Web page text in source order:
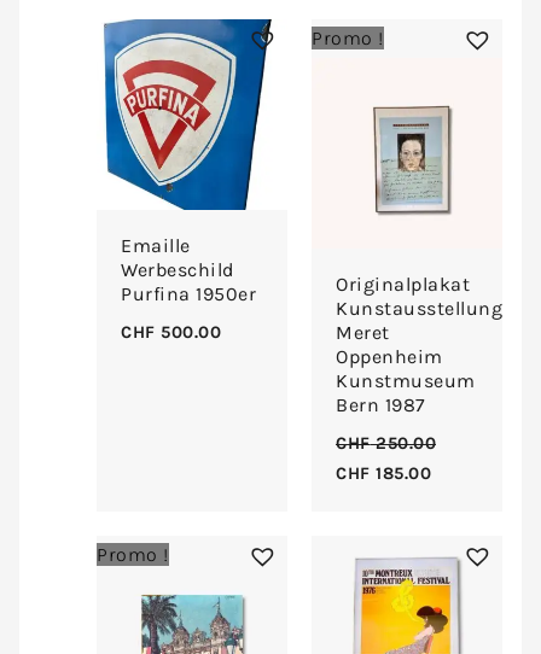
Emaille
Werbeschild
Purfina 1950er
CHF 500.00
Promo !
Originalplakat
Kunstausstellung
Meret
Oppenheim
Kunstmuseum
Bern 1987
CHF250.00
Le
prix
CHF 250.00.
CHF 185.00
CHF 185.00.
Promo !
Le
prix
était :
CHF 240.00.
est :
CHF 168.00.